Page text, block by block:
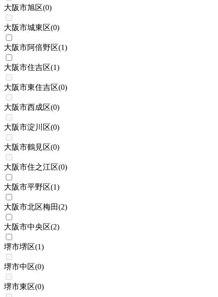
大阪市旭区(0)
大阪市城東区(0)
大阪市阿倍野区(1)
大阪市住吉区(1)
大阪市東住吉区(0)
大阪市西成区(0)
大阪市淀川区(0)
大阪市鶴見区(0)
大阪市住之江区(0)
大阪市平野区(1)
大阪市北区梅田(2)
大阪市中央区(2)
堺市堺区(1)
堺市中区(0)
堺市東区(0)